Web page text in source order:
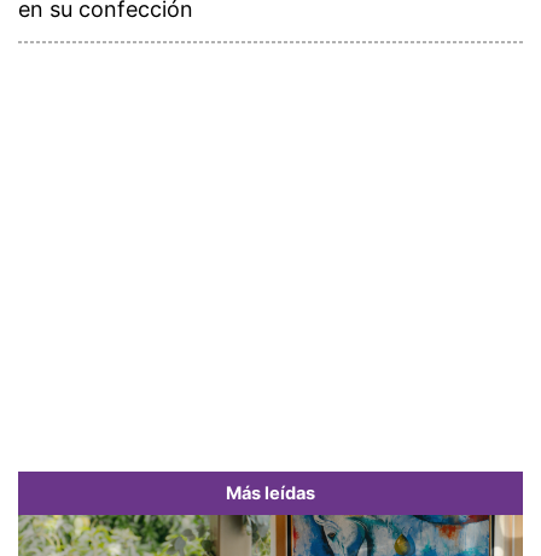
en su confección
Más leídas